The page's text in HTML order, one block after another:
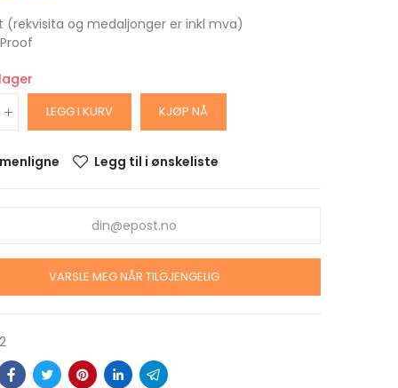
og medaljonger er inkl mva)
LEGG I KURV KJØP NÅ
Legg til i ønskeliste
VARSLE MEG NÅR TILGJENGELIG